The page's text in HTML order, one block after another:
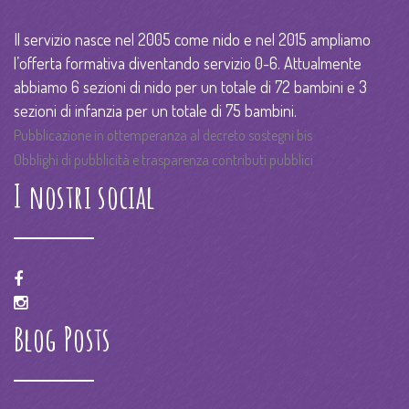
Il servizio nasce nel 2005 come nido e nel 2015 ampliamo
l’offerta formativa diventando servizio 0-6. Attualmente
abbiamo 6 sezioni di nido per un totale di 72 bambini e 3
sezioni di infanzia per un totale di 75 bambini.
Pubblicazione in ottemperanza al decreto sostegni bis
Obblighi di pubblicità e trasparenza contributi pubblici
I nostri social
Blog Posts